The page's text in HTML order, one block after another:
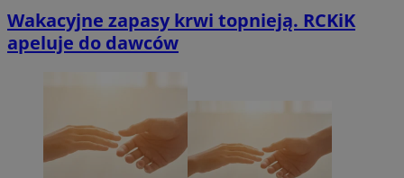
Wakacyjne zapasy krwi topnieją. RCKiK
apeluje do dawców